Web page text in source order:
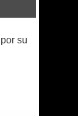
su